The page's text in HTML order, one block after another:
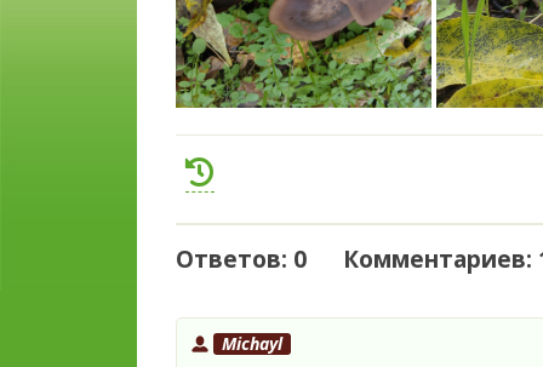
Ответов: 0 Комментариев:
Michayl